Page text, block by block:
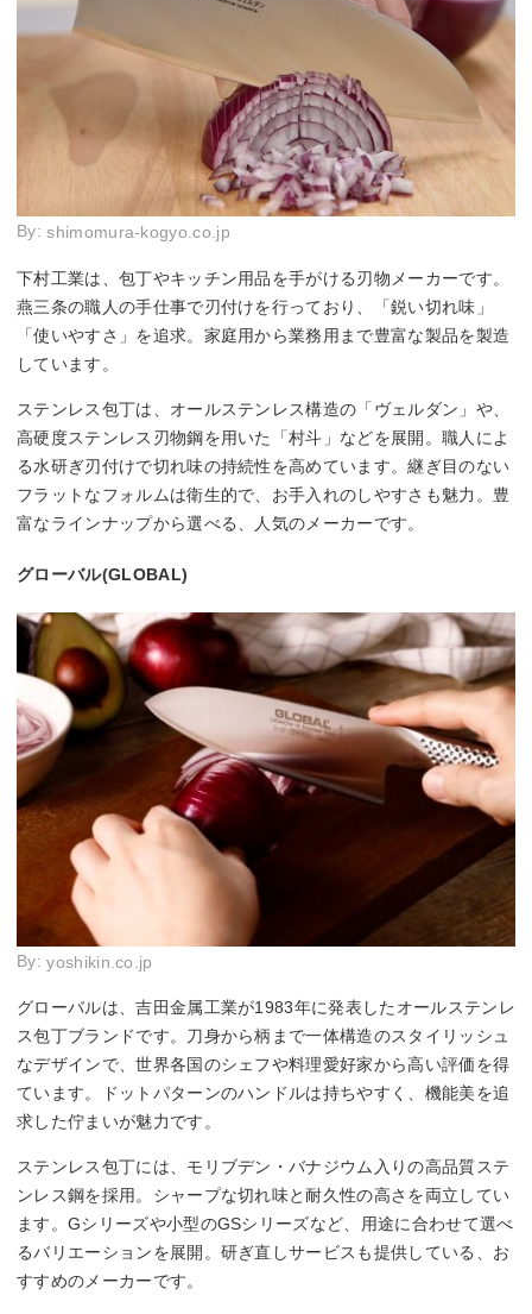
By:shimomura-kogyo.co.jp
下村工業は、包丁やキッチン用品を手がける刃物メーカーです。
燕三条の職人の手仕事で刃付けを行っており、「鋭い切れ味」
「使いやすさ」を追求。家庭用から業務用まで豊富な製品を製造
しています。
ステンレス包丁は、オールステンレス構造の「ヴェルダン」や、
高硬度ステンレス刃物鋼を用いた「村斗」などを展開。職人によ
る水研ぎ刃付けで切れ味の持続性を高めています。継ぎ目のない
フラットなフォルムは衛生的で、お手入れのしやすさも魅力。豊
富なラインナップから選べる、人気のメーカーです。
グローバル(GLOBAL)
By:yoshikin.co.jp
グローバルは、吉田金属工業が1983年に発表したオールステンレ
ス包丁ブランドです。刀身から柄まで一体構造のスタイリッシュ
なデザインで、世界各国のシェフや料理愛好家から高い評価を得
ています。ドットパターンのハンドルは持ちやすく、機能美を追
求した佇まいが魅力です。
ステンレス包丁には、モリブデン・バナジウム入りの高品質ステ
ンレス鋼を採用。シャープな切れ味と耐久性の高さを両立してい
ます。Gシリーズや小型のGSシリーズなど、用途に合わせて選べ
るバリエーションを展開。研ぎ直しサービスも提供している、お
すすめのメーカーです。